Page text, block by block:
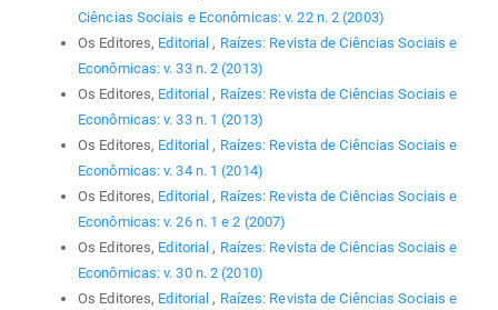
Ciências Sociais e Econômicas: v. 22 n. 2 (2003)
Os Editores, Editorial , Raízes: Revista de Ciências Sociais e
Econômicas: v. 33 n. 2 (2013)
Os Editores, Editorial , Raízes: Revista de Ciências Sociais e
Econômicas: v. 33 n. 1 (2013)
Os Editores, Editorial , Raízes: Revista de Ciências Sociais e
Econômicas: v. 34 n. 1 (2014)
Os Editores, Editorial , Raízes: Revista de Ciências Sociais e
Econômicas: v. 26 n. 1 e 2 (2007)
Os Editores, Editorial , Raízes: Revista de Ciências Sociais e
Econômicas: v. 30 n. 2 (2010)
Os Editores, Editorial , Raízes: Revista de Ciências Sociais e